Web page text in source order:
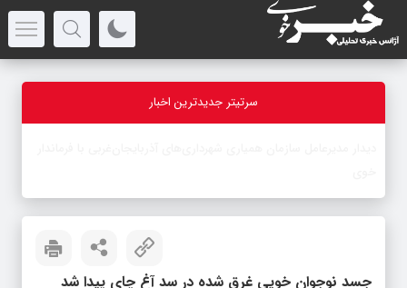
سرتیتر جدیدترین اخبار
جسد نوجوان خویی غرق شده در سد آغ چای پیدا شد